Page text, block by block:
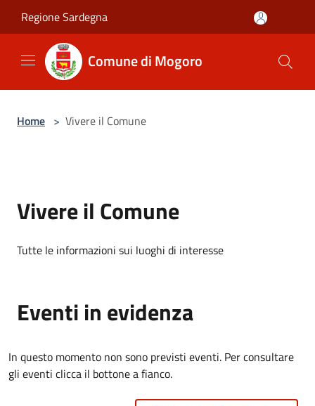
Regione Sardegna
Comune di Mogoro
Home > Vivere il Comune
Vivere il Comune
Tutte le informazioni sui luoghi di interesse
Eventi in evidenza
In questo momento non sono previsti eventi. Per consultare
gli eventi clicca il bottone a fianco.